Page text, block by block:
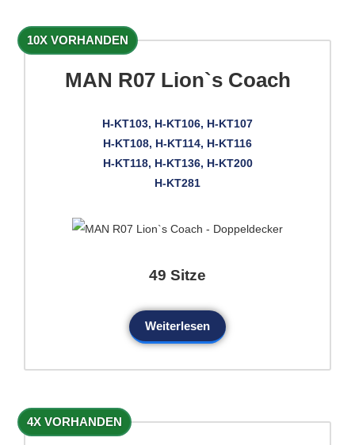
10X VORHANDEN
MAN R07 Lion`s Coach
H-KT103, H-KT106, H-KT107
H-KT108, H-KT114, H-KT116
H-KT118, H-KT136, H-KT200
H-KT281
49 Sitze
Weiterlesen
4X VORHANDEN